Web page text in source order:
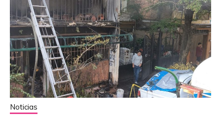
Noticias